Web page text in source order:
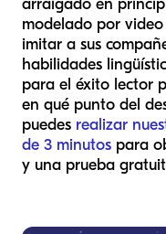
modelado por
imitar a sus
habilidades
para el éxito lector
en qué punto del
puedes realizar
de 3 minutos para
y una prueba